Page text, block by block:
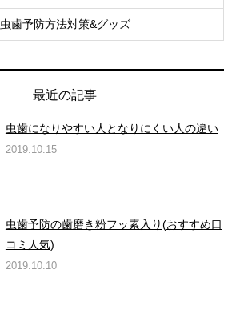
虫歯予防方法対策&グッズ
最近の記事
虫歯になりやすい人となりにくい人の違い
2019.10.15
虫歯予防の歯磨き粉フッ素入り(おすすめ口
コミ人気)
2019.10.10